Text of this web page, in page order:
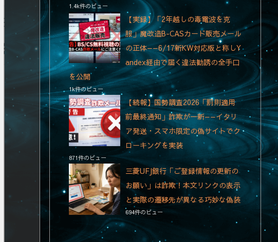
1.4k件のビュー
【実録】「2年越しの毒電波を克
服」魔改造B-CASカード販売メール
の正体——6/17新KW対応版と称しY
andex経由で届く違法勧誘の全手口
を公開
1k件のビュー
【続報】国勢調査2026「罰則適用
前最終通知」詐欺が一新——イタリ
ア発送・スマホ限定の偽サイトでク
ローキングを実装
871件のビュー
三菱UFJ銀行「ご登録情報の更新の
お願い」は詐欺！本文リンクの表示
と実際の遷移先が異なる巧妙な偽装
694件のビュー